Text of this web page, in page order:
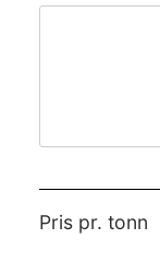
Pris pr. tonn